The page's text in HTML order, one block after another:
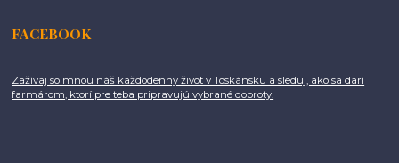
FACEBOOK
Zažívaj so mnou náš každodenný život v Toskánsku a sleduj, ako sa darí
farmárom, ktorí pre teba pripravujú vybrané dobroty.